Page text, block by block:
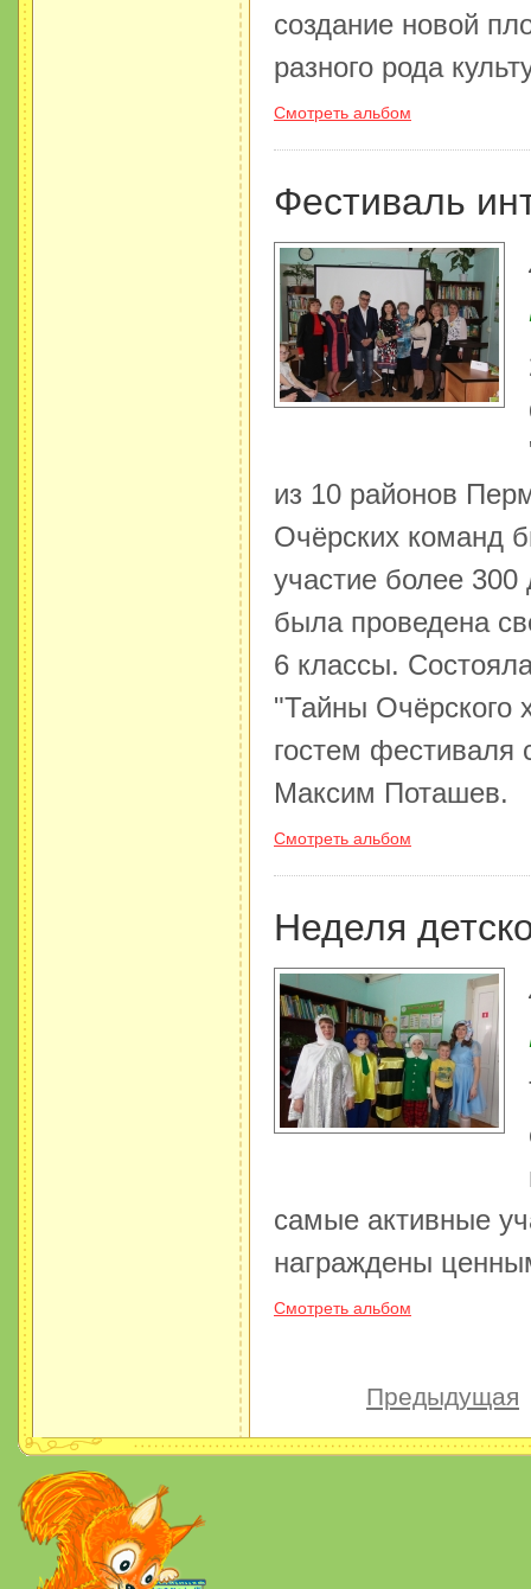
создание новой
разного рода
Смотреть альбом
Фестиваль
из 10 районов
Очёрских команд
участие более 300
была проведена
6 классы.
"Тайны Очёрского
гостем фестиваля
Максим Поташев.
Смотреть альбом
Неделя
самые активные
награждены
Смотреть альбом
Предыдущая